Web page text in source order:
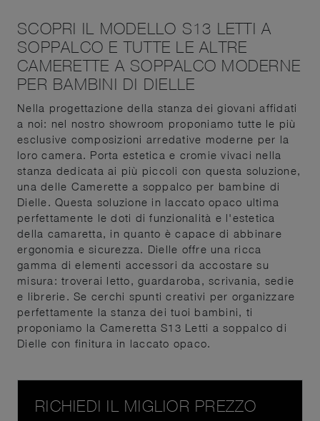
SCOPRI IL MODELLO S13 LETTI A
SOPPALCO E TUTTE LE ALTRE
CAMERETTE A SOPPALCO MODERNE
PER BAMBINI DI DIELLE
Nella progettazione della stanza dei giovani affidati
a noi: nel nostro showroom proponiamo tutte le più
esclusive composizioni arredative moderne per la
loro camera. Porta estetica e cromie vivaci nella
stanza dedicata ai più piccoli con questa soluzione,
una delle Camerette a soppalco per bambine di
Dielle. Questa soluzione in laccato opaco ultima
perfettamente le doti di funzionalità e l'estetica
della camaretta, in quanto è capace di abbinare
ergonomia e sicurezza. Dielle offre una ricca
gamma di elementi accessori da accostare su
misura: troverai letto, guardaroba, scrivania, sedie
e librerie. Se cerchi spunti creativi per organizzare
perfettamente la stanza dei tuoi bambini, ti
proponiamo la Cameretta S13 Letti a soppalco di
Dielle con finitura in laccato opaco.
RICHIEDI IL MIGLIOR PREZZO